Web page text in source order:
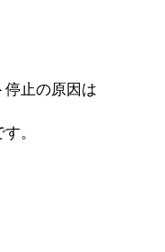
停止の原因は
。